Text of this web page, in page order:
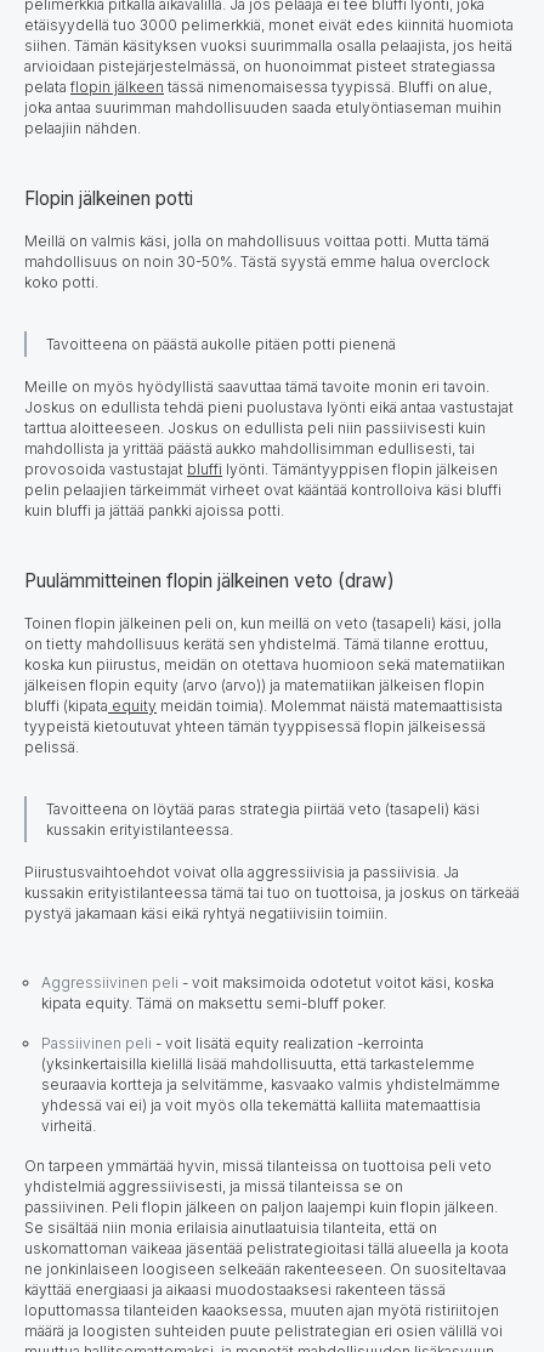
pelimerkkiä pitkällä aikavälillä. Ja jos pelaaja ei tee bluffi lyönti, joka
etäisyydellä tuo 3000 pelimerkkiä, monet eivät edes kiinnitä huomiota
siihen. Tämän käsityksen vuoksi suurimmalla osalla pelaajista, jos heitä
arvioidaan pistejärjestelmässä, on huonoimmat pisteet strategiassa
pelataflopin jälkeen tässä nimenomaisessa tyypissä. Bluffi on alue,
joka antaa suurimman mahdollisuuden saada etulyöntiaseman muihin
pelaajiin nähden.
Flopin jälkeinen potti
Meillä on valmis käsi, jolla on mahdollisuus voittaa potti. Mutta tämä
mahdollisuus on noin 30-50%. Tästä syystä emme halua overclock
koko potti.
Tavoitteena on päästä aukolle pitäen potti pienenä
Meille on myös hyödyllistä saavuttaa tämä tavoite monin eri tavoin.
Joskus on edullista tehdä pieni puolustava lyönti eikä antaa vastustajat
tarttua aloitteeseen. Joskus on edullista peli niin passiivisesti kuin
mahdollista ja yrittää päästä aukko mahdollisimman edullisesti, tai
provosoida vastustajat bluffi lyönti. Tämäntyyppisen flopin jälkeisen
pelin pelaajien tärkeimmät virheet ovat kääntää kontrolloiva käsi bluffi
kuin bluffi ja jättää pankki ajoissa potti.
Puulämmitteinen flopin jälkeinen veto (draw)
Toinen flopin jälkeinen peli on, kun meillä on veto (tasapeli) käsi, jolla
on tietty mahdollisuus kerätä sen yhdistelmä. Tämä tilanne erottuu,
koska kun piirustus, meidän on otettava huomioon sekä matematiikan
jälkeisen flopin equity (arvo (arvo)) ja matematiikan jälkeisen flopin
bluffi (kipata equity meidän toimia). Molemmat näistä matemaattisista
tyypeistä kietoutuvat yhteen tämän tyyppisessä flopin jälkeisessä
pelissä.
Tavoitteena on löytää paras strategia piirtää veto (tasapeli) käsi
kussakin erityistilanteessa.
Piirustusvaihtoehdot voivat olla aggressiivisia ja passiivisia. Ja
kussakin erityistilanteessa tämä tai tuo on tuottoisa, ja joskus on tärkeää
pystyä jakamaan käsi eikä ryhtyä negatiivisiin toimiin.
Aggressiivinen peli - voit maksimoida odotetut voitot käsi, koska
kipata equity. Tämä on maksettu semi-bluff poker.
Passiivinen peli - voit lisätä equity realization -kerrointa
(yksinkertaisilla kielillä lisää mahdollisuutta, että tarkastelemme
seuraavia kortteja ja selvitämme, kasvaako valmis yhdistelmämme
yhdessä vai ei) ja voit myös olla tekemättä kalliita matemaattisia
virheitä.
On tarpeen ymmärtää hyvin, missä tilanteissa on tuottoisa peli veto
yhdistelmiä aggressiivisesti, ja missä tilanteissa se on
passiivinen. Peli flopin jälkeen on paljon laajempi kuin flopin jälkeen.
Se sisältää niin monia erilaisia ainutlaatuisia tilanteita, että on
uskomattoman vaikeaa jäsentää pelistrategioitasi tällä alueella ja koota
ne jonkinlaiseen loogiseen selkeään rakenteeseen. On suositeltavaa
käyttää energiaasi ja aikaasi muodostaaksesi rakenteen tässä
loputtomassa tilanteiden kaaoksessa, muuten ajan myötä ristiriitojen
määrä ja loogisten suhteiden puute pelistrategian eri osien välillä voi